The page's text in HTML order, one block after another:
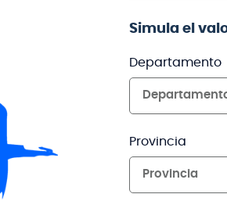
Simula el
Departamento
Provincia
Provincia